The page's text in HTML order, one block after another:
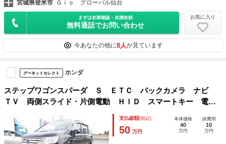
宮城県登米市 Ｇｉｏ グローバル仙台
まずは在庫確認・見積依頼
無料通話でお問い合わせ
お気に入り
今あなたの他に8人が見ています
グーネットセレクト ホンダ
ステップワゴンスパーダ Ｓ ＥＴＣ バックカメラ ナビ
ＴＶ 両側スライド・片側電動 ＨＩＤ スマートキー 電動
格納ミラー 後席モニター ３列シート ウォークスルー Ｃ
ＶＴ アルミホイール ＣＤ 盗難防止システム 衝突安全ボ
ディ
支払総額(税込)
50 万円
本体価格
40
万円
諸費用
10
万円